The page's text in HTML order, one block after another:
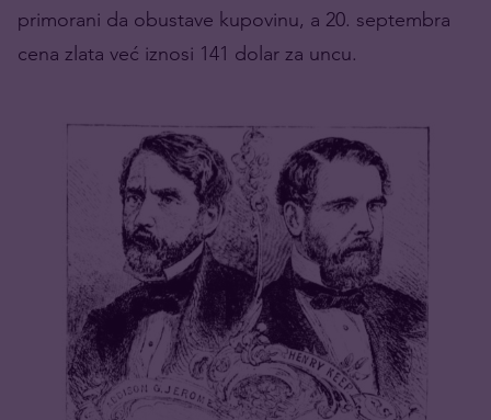
primorani da obustave kupovinu, a 20. septembra
cena zlata već iznosi 141 dolar za uncu.